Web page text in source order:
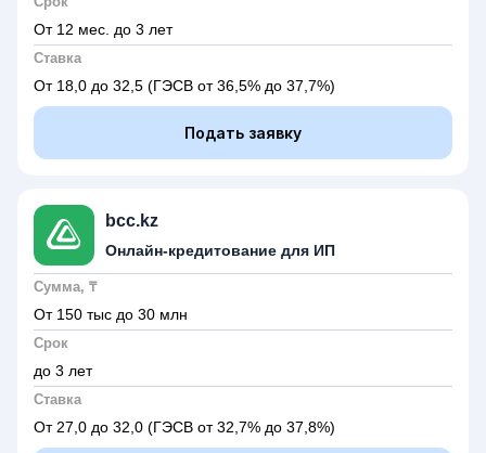
От 12 мес. до 3 лет
Ставка
От 18,0 до 32,5 (ГЭСВ от 36,5% до 37,7%)
Подать заявку
bcc.kz
Онлайн-кредитование для ИП
Сумма, ₸
От 150 тыс до 30 млн
Срок
до 3 лет
Ставка
От 27,0 до 32,0 (ГЭСВ от 32,7% до 37,8%)